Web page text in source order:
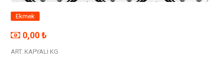
Ekmek
0,00 ₺
ART. KAPYALI KG